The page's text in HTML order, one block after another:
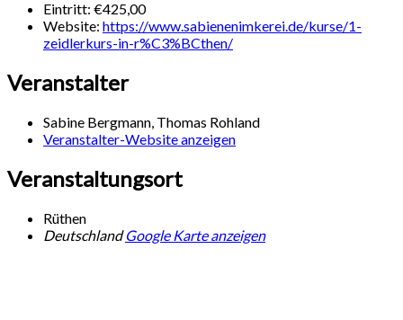
Eintritt: €425,00
Website: https://www.sabienenimkerei.de/kurse/1-
zeidlerkurs-in-r%C3%BCthen/
Veranstalter
Sabine Bergmann, Thomas Rohland
Veranstalter-Website anzeigen
Veranstaltungsort
Rüthen
Deutschland Google Karte anzeigen